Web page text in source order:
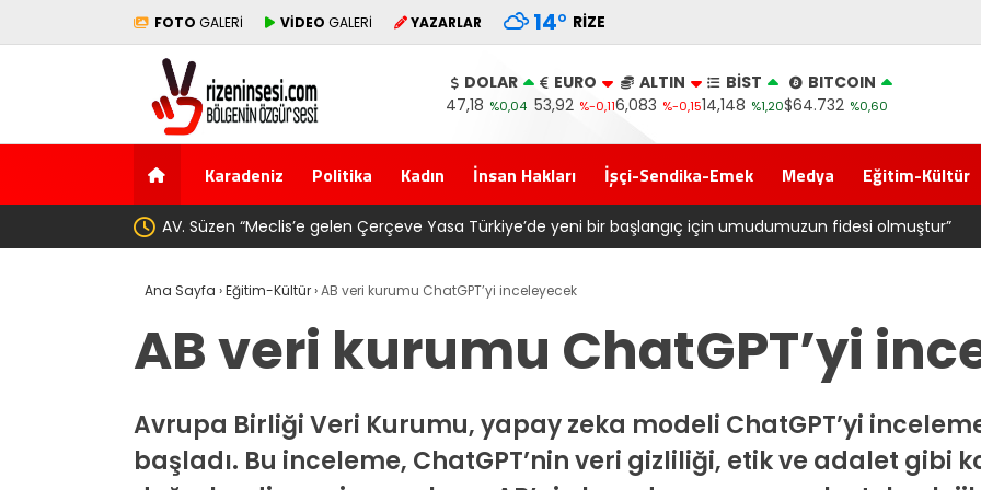
FOTO GALERİ VİDEO GALERİ YAZARLAR 14° RIZE
DOLAR
47,18 %0,04
EURO
53,92 %-0,11
ALTIN
6,083 %-0,15
BİST
14,148 %1,20
BITCOIN
$64.732 %0,60
Karadeniz Politika Kadın İnsan Hakları İşçi-Sendika-Emek Medya Eğitim-Kültür
YENİ Parti’den Erdoğan’ın Memleketi Rize’de Gövde Gösterisi: Üç İlçede Peş Peşe Açılış
Ana Sayfa ›Eğitim-Kültür›AB veri kurumu ChatGPT’yi inceleyecek
AB veri kurumu ChatGPT’yi
Avrupa Birliği Veri Kurumu, yapay zeka modeli ChatGPT’yi
başladı. Bu inceleme, ChatGPT’nin veri gizliliği, etik ve adalet gibi